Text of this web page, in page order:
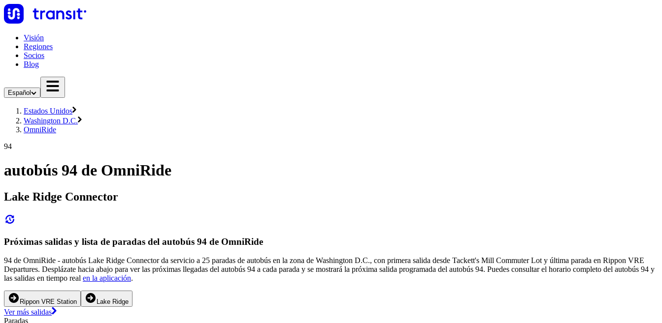
Visión
Regiones
Socios
Blog
Español
Estados Unidos
Washington D.C.
OmniRide
94
autobús 94 de OmniRide
Lake Ridge Connector
Próximas salidas y lista de paradas del autobús 94 de OmniRide
94 de OmniRide - autobús Lake Ridge Connector da servicio a 25 paradas de autobús en la zona de Washington D.C., con primera salida desde Tackett's Mill Commuter Lot y última parada en Rippon VRE
Departures. Desplázate hacia abajo para ver las próximas llegadas del autobús 94 a cada parada y se mostrará la próxima salida programada del autobús 94. Puedes consultar el horario completo del autobús 94 y
las salidas en tiempo real en la aplicación.
Rippon VRE Station Lake Ridge
Ver más salidas
Paradas